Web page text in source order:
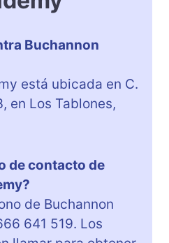
Buchannon
está ubicada en C.
en Los Tablones,
de contacto de
de Buchannon
641 519. Los